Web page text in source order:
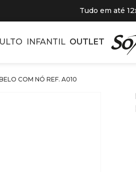
Tudo em até
INFANTIL OUTLET
COM NÓ REF. A010